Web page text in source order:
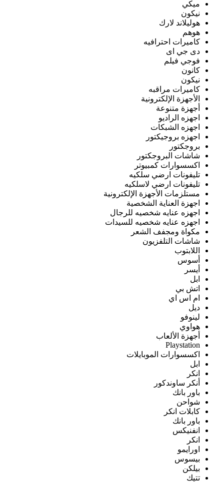
ميكي
نيكون
هوليلاند لارك
هوهم
كاميرات احترافيه
دى جي اى
فوجي فيلم
كانون
نيكون
كاميرات مراقبه
الأجهزة الإلكترونية
أجهزة متنوعة
اجهزه الراديو
اجهزه الشبكات
اجهزه بروجيكتور
بروجكتور
شاشات البروجكتور
اكسسوارات كمبيوتر
تليفونات ارضي سلكيه
تليفونات ارضي لاسلكيه
مستلزمات الأجهزة الإلكترونية
اجهزة العناية الشخصية
اجهزه عنايه شخصيه للرجال
اجهزه عنايه شخصيه للسيدات
مكواة ومجفف الشعر
شاشات التلفزيون
اللابتوب
أسوس
أيسر
ابل
اتش بي
ام اس اي
ديل
لينوفو
هواوي
أجهزة الألعاب
Playstation
اكسسوارات الموبايلات
ابل
انكر
أنكر ساوندكور
باور بانك
شواحن
كابلات انكر
باور بانك
انفنيكس
انكر
اورايمو
بيسوس
بيلكن
تتيك